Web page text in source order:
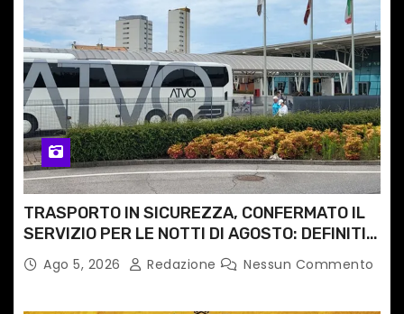
TRASPORTO IN SICUREZZA, CONFERMATO IL
SERVIZIO PER LE NOTTI DI AGOSTO: DEFINITI
PERCORSI, FERMATE E ORARIO
Ago 5, 2026 Redazione Nessun Commento